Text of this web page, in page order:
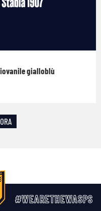
gialloblù
#WEARETHEWASPS